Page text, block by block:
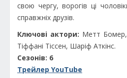
свою чергу, ворогів ці
справжніх друзів.
Ключові актори: Метт Бомер,
Тіффані Тіссен, Шаріф Аткінс.
Сезонів: 6
Трейлер YouTube